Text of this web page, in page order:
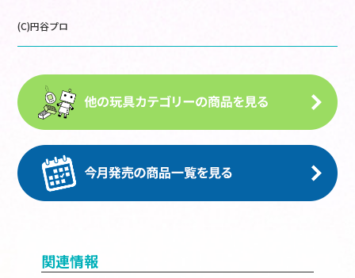
(C)円谷プロ
関連情報